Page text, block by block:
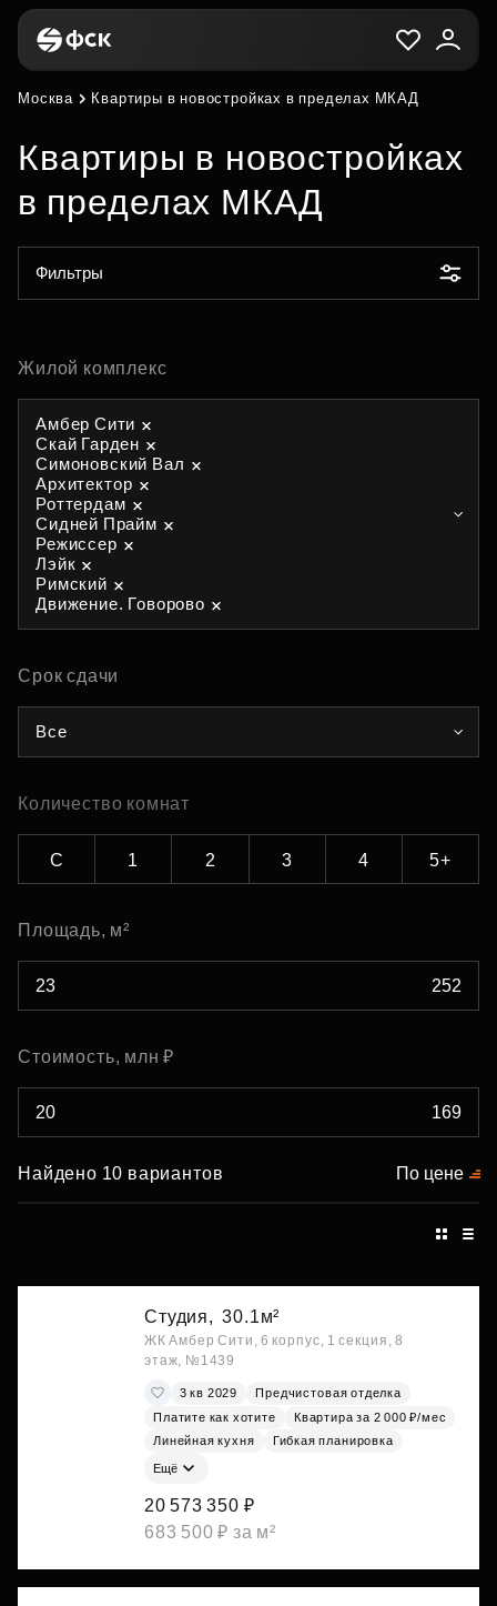
Москва Квартиры в новостройках в пределах МКАД
Квартиры в новостройках
в пределах МКАД
Фильтры
Жилой комплекс
Амбер Сити
Скай Гарден
Симоновский Вал
Архитектор
Роттердам
Сидней Прайм
Режиссер
Лэйк
Римский
Движение. Говорово
Срок сдачи
Все
Количество комнат
С 1 2 3 4 5+
Площадь, м²
Стоимость, млн ₽
Найдено 10 вариантов По цене
Студия, 30.1м²
ЖК Амбер Сити, 6 корпус, 1 секция, 8
этаж, №1439
3 кв 2029
Предчистовая отделка
Платите как хотите
Квартира за 2 000 ₽/мес
Линейная кухня
Гибкая планировка
Ещё
20 573 350 ₽
683 500 ₽ за м²